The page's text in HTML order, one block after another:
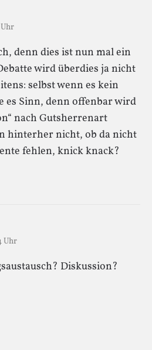
denn dies ist nun mal ein
wird überdies ja nicht
selbst wenn es kein
es Sinn, denn offenbar wird
nach Gutsherrenart
hinterher nicht, ob da nicht
fehlen, knick knack?
Uhr
Diskussion?